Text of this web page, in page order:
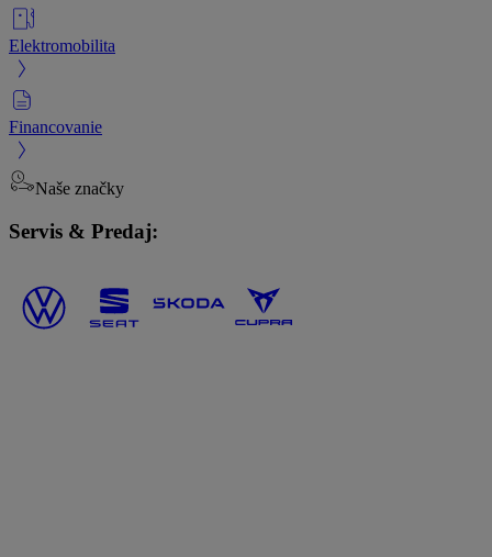
Elektromobilita
Financovanie
Naše značky
Servis & Predaj: